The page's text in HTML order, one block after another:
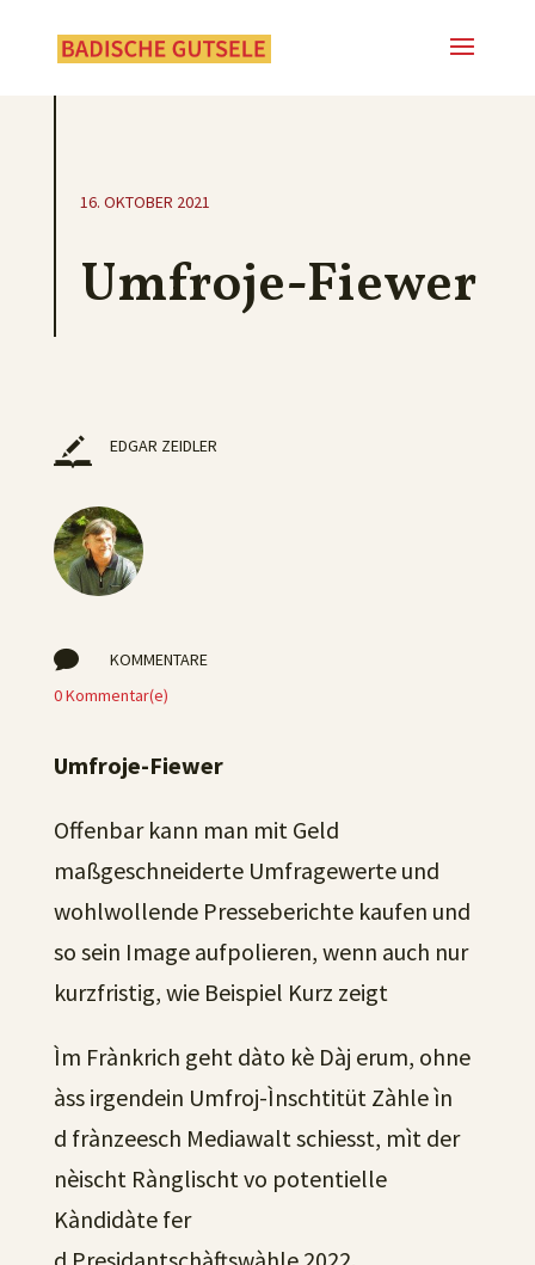
16. OKTOBER 2021
Umfroje-Fiewer
EDGAR ZEIDLER

KOMMENTARE
0 Kommentar(e)
Umfroje-Fiewer
Offenbar kann man mit Geld
maßgeschneiderte Umfragewerte und
wohlwollende Presseberichte kaufen und
so sein Image aufpolieren, wenn auch nur
kurzfristig, wie Beispiel Kurz zeigt
Ìm Frànkrich geht dàto kè Dàj erum, ohne
àss irgendein Umfroj-Ìnschtitüt Zàhle ìn
d frànzeesch Mediawalt schiesst, mìt der
nèischt Rànglischt vo potentielle
Kàndidàte fer